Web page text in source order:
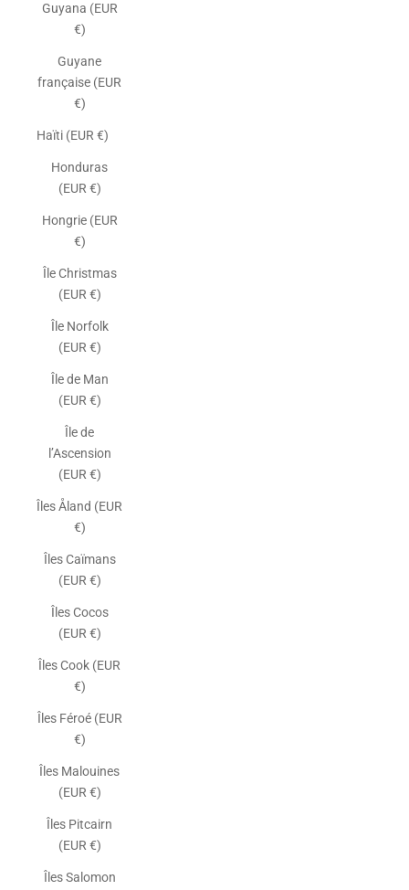
Guyana (EUR
€)
Guyane
française (EUR
€)
Haïti (EUR €)
Honduras
(EUR €)
Hongrie (EUR
€)
Île Christmas
(EUR €)
Île Norfolk
(EUR €)
Île de Man
(EUR €)
Île de
l’Ascension
(EUR €)
Îles Åland (EUR
€)
Îles Caïmans
(EUR €)
Îles Cocos
(EUR €)
Îles Cook (EUR
€)
Îles Féroé (EUR
€)
Îles Malouines
(EUR €)
Îles Pitcairn
(EUR €)
Îles Salomon